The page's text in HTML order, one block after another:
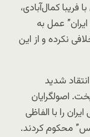
کمال‌آبادی،
عمل به
نکرده و از این
شدید
اصولگرایان
را با الفاظی
محکوم کردند.